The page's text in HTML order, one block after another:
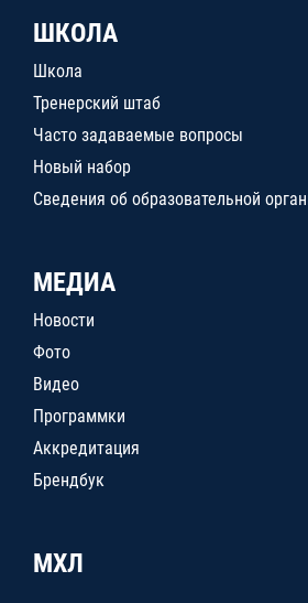
ШКОЛА
Школа
Тренерский штаб
Часто задаваемые вопросы
Новый набор
Сведения об образовательной
МЕДИА
Новости
Фото
Видео
Программки
Аккредитация
Брендбук
МХЛ